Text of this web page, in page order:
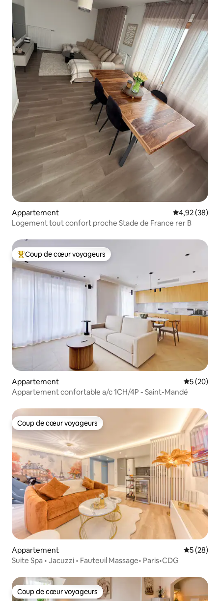
Appartement Évaluation
4,92 (38)
Logement tout confort proche Stade de France rer B
Coups de cœur voyageurs les plus appréciés
Coup de cœur voyageurs
Appartement
5 (20)
Appartement confortable a/c 1CH/4P - Saint-Mandé
Coup de cœur voyageurs
Coup de cœur voyageurs
Appartement
5 (28)
Suite Spa • Jacuzzi • Fauteuil Massage• Paris•CDG
Coup de cœur voyageurs
Coup de cœur voyageurs